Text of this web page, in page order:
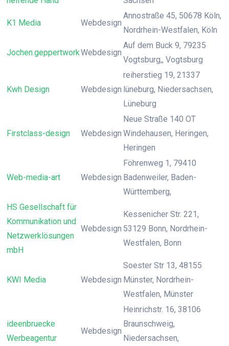
K1 Media Webdesign
Annostraße 45, 50678 Köln,
Nordrhein-Westfalen, Köln
Jochen.geppertworkWebdesign
Auf dem Buck 9, 79235
Vogtsburg,, Vogtsburg
Kwh Design Webdesign
reiherstieg 19, 21337
lüneburg, Niedersachsen,
Lüneburg
Firstclass-design Webdesign
Neue Straße 140 OT
Windehausen, Heringen,
Heringen
Web-media-art Webdesign
Föhrenweg 1, 79410
Badenweiler, Baden-
Württemberg,
HS Gesellschaft für
Kommunikation und
Netzwerklösungen
mbH
Webdesign
Kessenicher Str. 221,
53129 Bonn, Nordrhein-
Westfalen, Bonn
KWI Media Webdesign
Soester Str 13, 48155
Münster, Nordrhein-
Westfalen, Münster
ideenbruecke
Werbeagentur
Webdesign
Heinrichstr. 16, 38106
Braunschweig,
Niedersachsen,